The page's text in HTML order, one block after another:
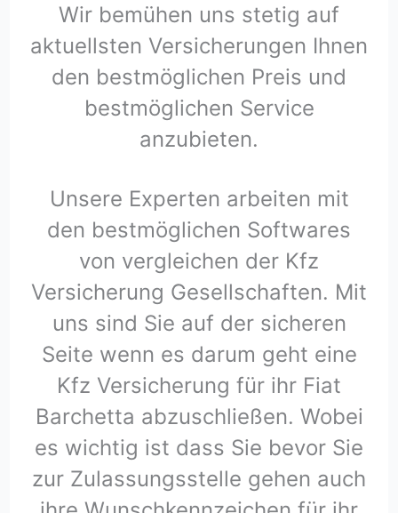
Wir bemühen uns stetig auf
aktuellsten Versicherungen Ihnen
den bestmöglichen Preis und
bestmöglichen Service
anzubieten.
Unsere Experten arbeiten mit
den bestmöglichen Softwares
von vergleichen der Kfz
Versicherung Gesellschaften. Mit
uns sind Sie auf der sicheren
Seite wenn es darum geht eine
Kfz Versicherung für ihr Fiat
Barchetta abzuschließen. Wobei
es wichtig ist dass Sie bevor Sie
zur Zulassungsstelle gehen auch